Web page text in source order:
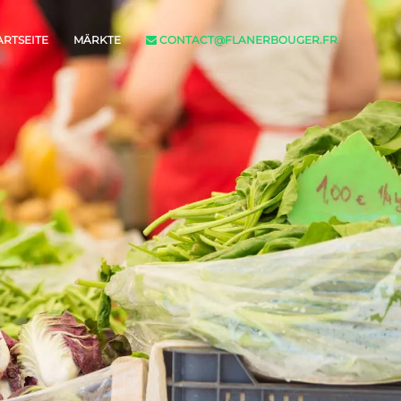
MÄRKTE CONTACT@FLANERBOUGER.FR